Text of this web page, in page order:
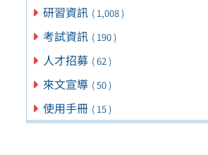
研習資訊 ( 1,008 )
考試資訊 ( 190 )
人才招募 ( 62 )
來文宣導 ( 50 )
使用手冊 ( 15 )